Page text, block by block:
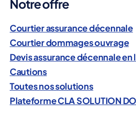
Notre offre
Courtier assurance décennale
Courtier dommages ouvrage
Devis assurance décennale en
Cautions
Toutes nos solutions
Plateforme CLA SOLUTION DO